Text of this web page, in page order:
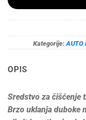
Kategorije: AUTO
OPIS
Sredstvo za čišćenje
Brzo uklanja duboke